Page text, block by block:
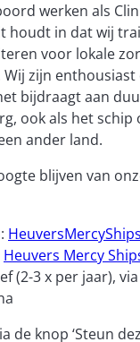
werken als
houdt in dat wij
voor lokale
Wij zijn
bijdraagt aan
ook als het schip
ander land.
blijven van
HeuversMercyShips
Heuvers Mercy
(2-3 x per jaar),
de knop ‘Steun